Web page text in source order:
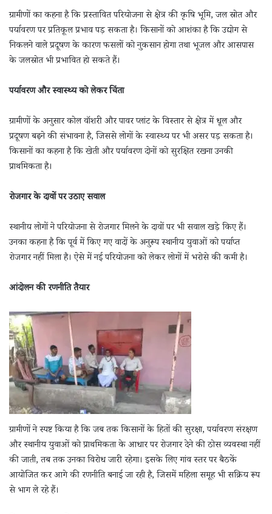
ग्रामीणों का कहना है कि प्रस्तावित परियोजना से क्षेत्र की कृषि भूमि, जल स्रोत और
पर्यावरण पर प्रतिकूल प्रभाव पड़ सकता है। किसानों को आशंका है कि उद्योग से
निकलने वाले प्रदूषण के कारण फसलों को नुकसान होगा तथा भूजल और आसपास
के जलस्रोत भी प्रभावित हो सकते हैं।
पर्यावरण और स्वास्थ्य को लेकर चिंता
ग्रामीणों के अनुसार कोल वॉशरी और पावर प्लांट के विस्तार से क्षेत्र में धूल और
प्रदूषण बढ़ने की संभावना है, जिससे लोगों के स्वास्थ्य पर भी असर पड़ सकता है।
किसानों का कहना है कि खेती और पर्यावरण दोनों को सुरक्षित रखना उनकी
प्राथमिकता है।
रोजगार के दावों पर उठाए सवाल
स्थानीय लोगों ने परियोजना से रोजगार मिलने के दावों पर भी सवाल खड़े किए हैं।
उनका कहना है कि पूर्व में किए गए वादों के अनुरूप स्थानीय युवाओं को पर्याप्त
रोजगार नहीं मिला है। ऐसे में नई परियोजना को लेकर लोगों में भरोसे की कमी है।
आंदोलन की रणनीति तैयार
ग्रामीणों ने स्पष्ट किया है कि जब तक किसानों के हितों की सुरक्षा, पर्यावरण संरक्षण
और स्थानीय युवाओं को प्राथमिकता के आधार पर रोजगार देने की ठोस व्यवस्था नहीं
की जाती, तब तक उनका विरोध जारी रहेगा। इसके लिए गांव स्तर पर बैठकें
आयोजित कर आगे की रणनीति बनाई जा रही है, जिसमें महिला समूह भी सक्रिय रूप
से भाग ले रहे हैं।